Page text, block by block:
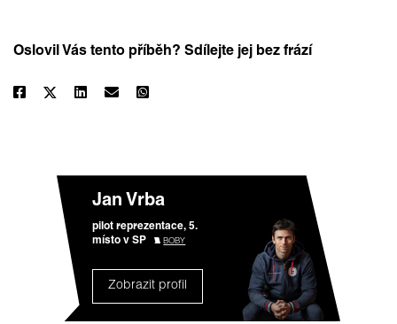
Oslovil Vás tento příběh? Sdílejte jej bez frází
Jan Vrba
pilot reprezentace, 5.
místo v SP
BOBY
Zobrazit profil